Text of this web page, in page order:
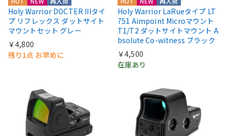
Holy Warrior DOCTER IIIタイ
プ リフレックス ダットサイト
マウントセット グレー
￥4,800
残り1点 お早めに
Holy Warrior LaRueタイプ LT
751 Aimpoint Microマウント
T1/T2 ダットサイトマウント A
bsolute Co-witness ブラック
￥4,500
在庫あり